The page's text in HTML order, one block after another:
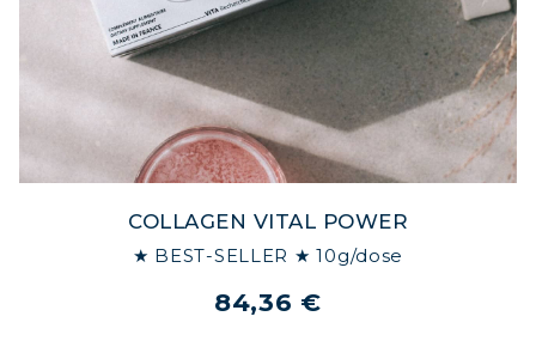
COLLAGEN VITAL POWER
★ BEST-SELLER ★ 10g/dose
84,36 €